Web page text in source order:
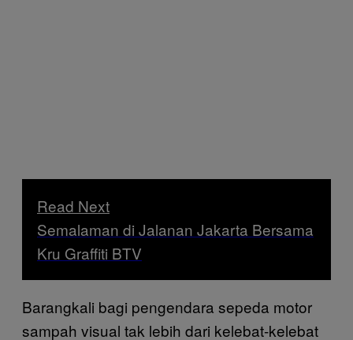
Read Next
Semalaman di Jalanan Jakarta Bersama
Kru Graffiti BTV
Barangkali bagi pengendara sepeda motor
sampah visual tak lebih dari kelebat-kelebat